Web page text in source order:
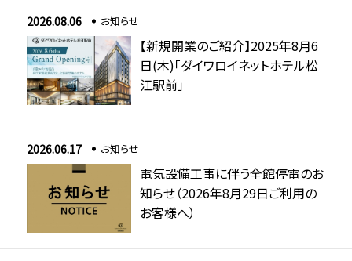
2026.08.06 お知らせ
【新規開業のご紹介】2025年8月6
日(木)「ダイワロイネットホテル松
江駅前」
2026.06.17 お知らせ
電気設備工事に伴う全館停電のお
知らせ（2026年8月29日ご利用の
お客様へ）